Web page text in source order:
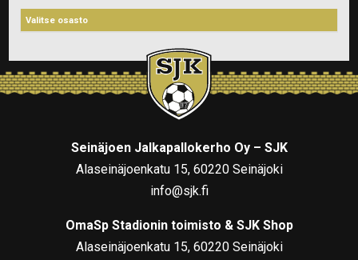
Seinäjoen Jalkapallokerho Oy – SJK
Alaseinäjoenkatu 15, 60220 Seinäjoki
info@sjk.fi
OmaSp Stadionin toimisto & SJK Shop
Alaseinäjoenkatu 15, 60220 Seinäjoki